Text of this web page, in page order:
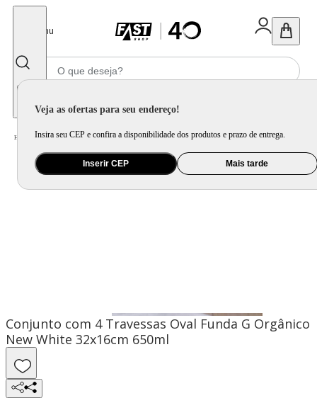
Menu
Veja as ofertas para seu endereço!
Insira seu CEP e confira a disponibilidade dos produtos e prazo de entrega.
Inserir CEP Mais tarde
Home Utilidade Doméstica Cozinha / Assadeira, Forma e Travessa
Conjunto com 4 Travessas Oval Funda G Orgânico
New White 32x16cm 650ml